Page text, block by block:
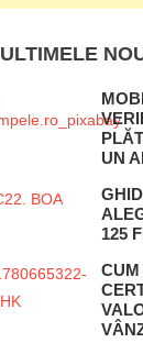
ULTIMELE
UN
125
CUM